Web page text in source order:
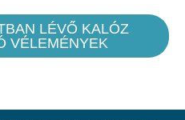
LÉVŐ KALÓZ
VÉLEMÉNYEK